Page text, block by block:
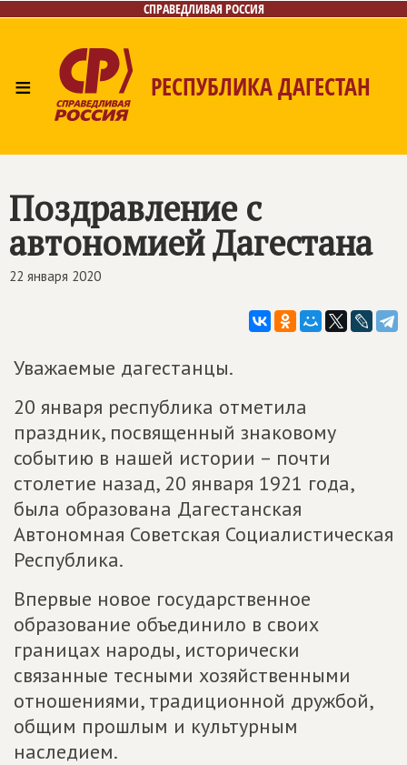
СПРАВЕДЛИВАЯ РОССИЯ
≡ РЕСПУБЛИКА ДАГЕСТАН
Поздравление с
автономией Дагестана
22 января 2020
Уважаемые дагестанцы.
20 января республика отметила
праздник, посвященный знаковому
событию в нашей истории – почти
столетие назад, 20 января 1921 года,
была образована Дагестанская
Автономная Советская Социалистическая
Республика.
Впервые новое государственное
образование объединило в своих
границах народы, исторически
связанные тесными хозяйственными
отношениями, традиционной дружбой,
общим прошлым и культурным
наследием.